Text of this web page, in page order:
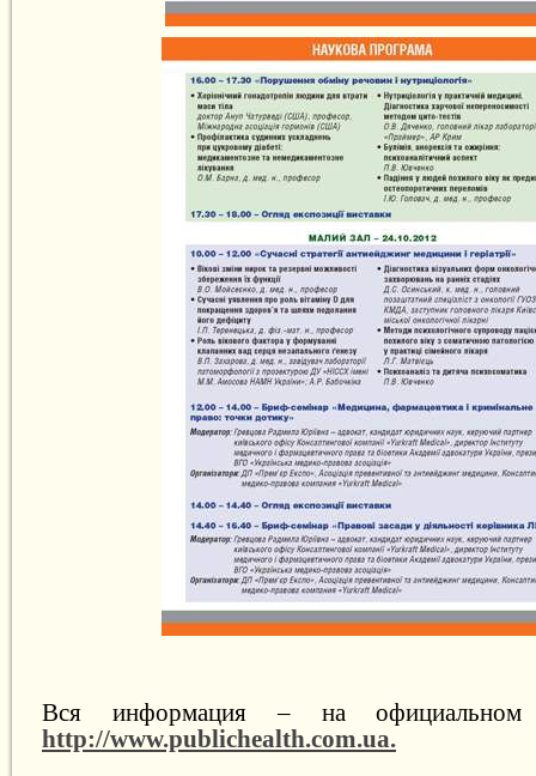
Вся информация – на официальном
http://www.publichealth.com.ua.